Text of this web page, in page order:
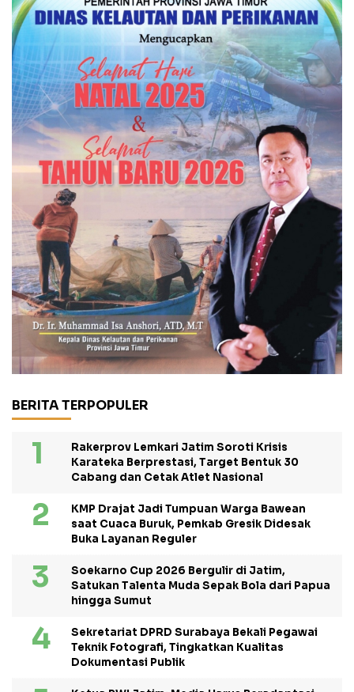
BERITA TERPOPULER
Rakerprov Lemkari Jatim Soroti Krisis
Karateka Berprestasi, Target Bentuk 30
Cabang dan Cetak Atlet Nasional
KMP Drajat Jadi Tumpuan Warga Bawean
saat Cuaca Buruk, Pemkab Gresik Didesak
Buka Layanan Reguler
Soekarno Cup 2026 Bergulir di Jatim,
Satukan Talenta Muda Sepak Bola dari Papua
hingga Sumut
Sekretariat DPRD Surabaya Bekali Pegawai
Teknik Fotografi, Tingkatkan Kualitas
Dokumentasi Publik